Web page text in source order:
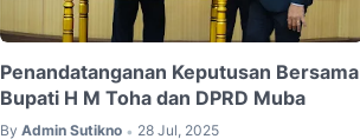
Penandatanganan Keputusan Bersama
Bupati H M Toha dan DPRD Muba
By Admin Sutikno • 28 Jul, 2025